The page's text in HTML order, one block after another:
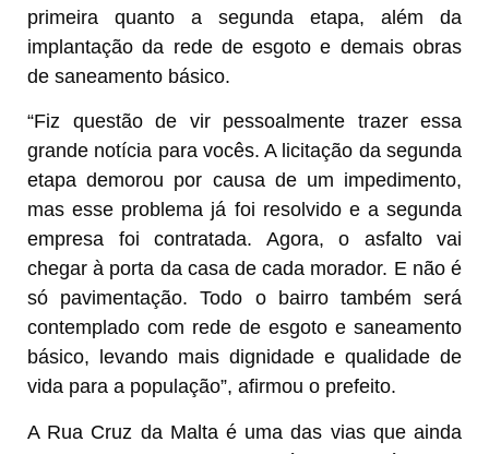
primeira quanto a segunda etapa, além da
implantação da rede de esgoto e demais obras
de saneamento básico.
“Fiz questão de vir pessoalmente trazer essa
grande notícia para vocês. A licitação da segunda
etapa demorou por causa de um impedimento,
mas esse problema já foi resolvido e a segunda
empresa foi contratada. Agora, o asfalto vai
chegar à porta da casa de cada morador. E não é
só pavimentação. Todo o bairro também será
contemplado com rede de esgoto e saneamento
básico, levando mais dignidade e qualidade de
vida para a população”, afirmou o prefeito.
A Rua Cruz da Malta é uma das vias que ainda